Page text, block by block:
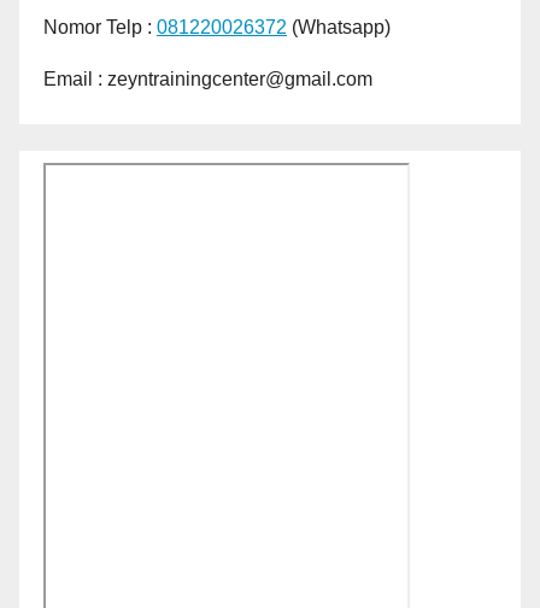
Nomor Telp : 081220026372 (Whatsapp)
Email : zeyntrainingcenter@gmail.com